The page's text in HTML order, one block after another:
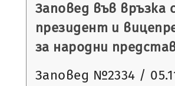
Заповед във връзка
президент и
за народни
Заповед №2334 /